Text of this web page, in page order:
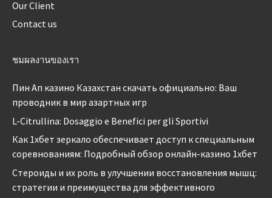
Our Client
Contact us
ชมผลงานของเรา
Пин Ап казино Казахстан скачать официально: Ваш
проводник в мир азартных игр
L-Citrullina: Dosaggio e Benefici per gli Sportivi
Как 1хбет зеркало обеспечивает доступ к специальным
соревнованиям: Подробный обзор онлайн-казино 1хбет
Стероиды и их роль в улучшении восстановления мышц:
стратегии и преимущества для эффективного